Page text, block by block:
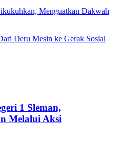
Menguatkan Dakwah
Deru Mesin ke Gerak Sosial
1 Sleman,
Melalui Aksi